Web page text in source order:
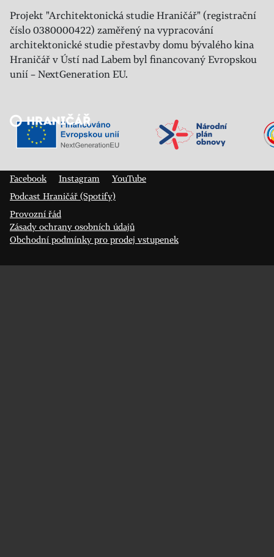
Projekt "Architektonická studie Hraničář" (registrační
číslo 0380000422) zaměřený na vypracování
architektonické studie přestavby domu bývalého kina
Hraničář v Ústí nad Labem byl financovaný Evropskou
unií – NextGeneration EU.
Veřejný sál Hraničář, spolek
Facebook
Instagram
YouTube
Podcast Hraničář (Spotify)
Provozní řád
Zásady ochrany osobních údajů
Obchodní podmínky pro prodej vstupenek